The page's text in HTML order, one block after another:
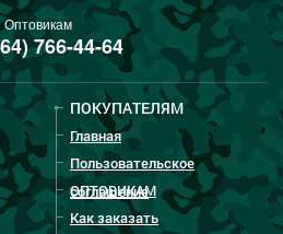
Оптовикам
766-44-64
ПОКУПАТЕЛЯМ
Главная
Пользовательское
соглашение
ОПТОВИКАМ
Как заказать